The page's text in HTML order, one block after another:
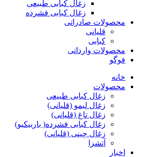
زغال کبابی طبیعی
زغال کبابی فشرده
محصولات صادراتی
قلیانی
کبابی
محصولات وارداتی
فوگو
خانه
محصولات
زغال کبابی طبیعی
زغال لیمو (قلیانی)
زغال تاغ (قلیانی)
زغال کبابی فشرده( باربیکیو)
زغال چینی (قلیانی)
آتشزا
اخبار